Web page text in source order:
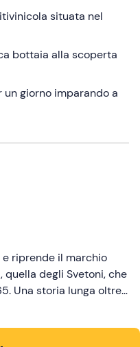
situata nel
bottaia alla scoperta
giorno imparando a
e riprende il marchio
degli Svetoni, che
Una storia lunga oltre
di un gruppo